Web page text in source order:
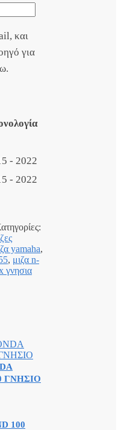
και
για
- 2022
- 2022
yamaha,
, μιζα n-
γνησια
ΓΝΗΣΙΟ
100